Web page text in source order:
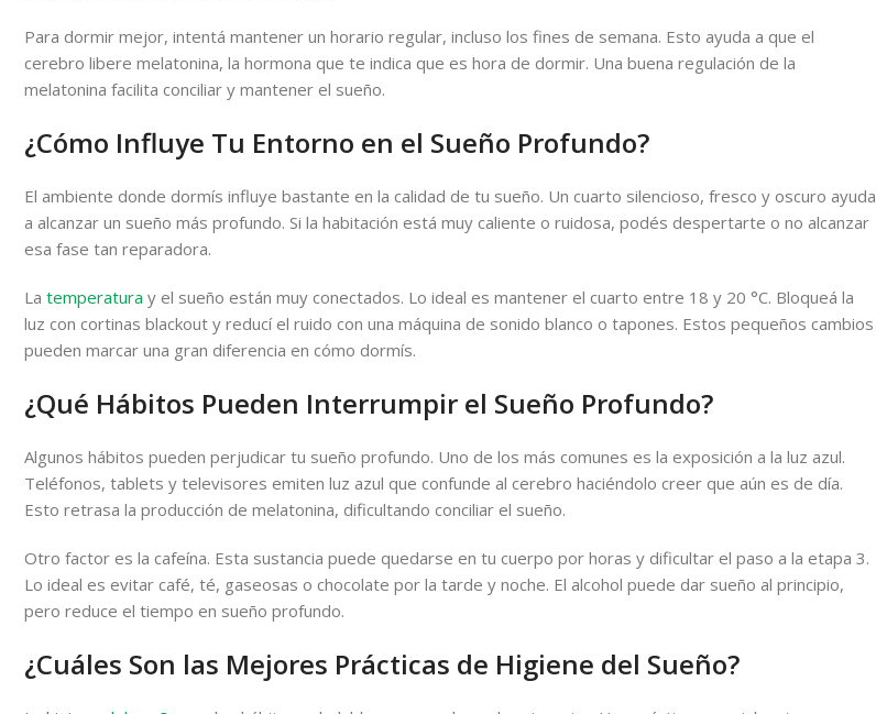
Para dormir mejor, intentá mantener un horario regular, incluso los fines de semana. Esto ayuda a que el
cerebro libere melatonina, la hormona que te indica que es hora de dormir. Una buena regulación de la
melatonina facilita conciliar y mantener el sueño.
¿Cómo Influye Tu Entorno en el Sueño Profundo?
El ambiente donde dormís influye bastante en la calidad de tu sueño. Un cuarto silencioso, fresco y oscuro ayuda
a alcanzar un sueño más profundo. Si la habitación está muy caliente o ruidosa, podés despertarte o no alcanzar
esa fase tan reparadora.
La temperatura y el sueño están muy conectados. Lo ideal es mantener el cuarto entre 18 y 20 °C. Bloqueá la
luz con cortinas blackout y reducí el ruido con una máquina de sonido blanco o tapones. Estos pequeños cambios
pueden marcar una gran diferencia en cómo dormís.
¿Qué Hábitos Pueden Interrumpir el Sueño Profundo?
Algunos hábitos pueden perjudicar tu sueño profundo. Uno de los más comunes es la exposición a la luz azul.
Teléfonos, tablets y televisores emiten luz azul que confunde al cerebro haciéndolo creer que aún es de día.
Esto retrasa la producción de melatonina, dificultando conciliar el sueño.
Otro factor es la cafeína. Esta sustancia puede quedarse en tu cuerpo por horas y dificultar el paso a la etapa 3.
Lo ideal es evitar café, té, gaseosas o chocolate por la tarde y noche. El alcohol puede dar sueño al principio,
pero reduce el tiempo en sueño profundo.
¿Cuáles Son las Mejores Prácticas de Higiene del Sueño?